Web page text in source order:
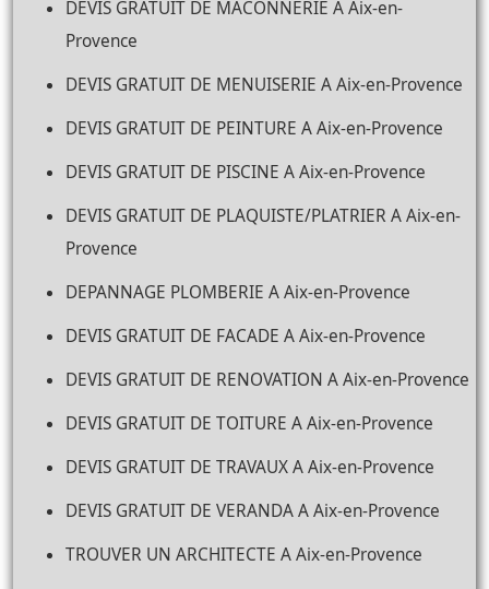
DEVIS GRATUIT DE MACONNERIE A Aix-en-
Provence
DEVIS GRATUIT DE MENUISERIE A Aix-en-Provence
DEVIS GRATUIT DE PEINTURE A Aix-en-Provence
DEVIS GRATUIT DE PISCINE A Aix-en-Provence
DEVIS GRATUIT DE PLAQUISTE/PLATRIER A Aix-en-
Provence
DEPANNAGE PLOMBERIE A Aix-en-Provence
DEVIS GRATUIT DE FACADE A Aix-en-Provence
DEVIS GRATUIT DE RENOVATION A Aix-en-Provence
DEVIS GRATUIT DE TOITURE A Aix-en-Provence
DEVIS GRATUIT DE TRAVAUX A Aix-en-Provence
DEVIS GRATUIT DE VERANDA A Aix-en-Provence
TROUVER UN ARCHITECTE A Aix-en-Provence